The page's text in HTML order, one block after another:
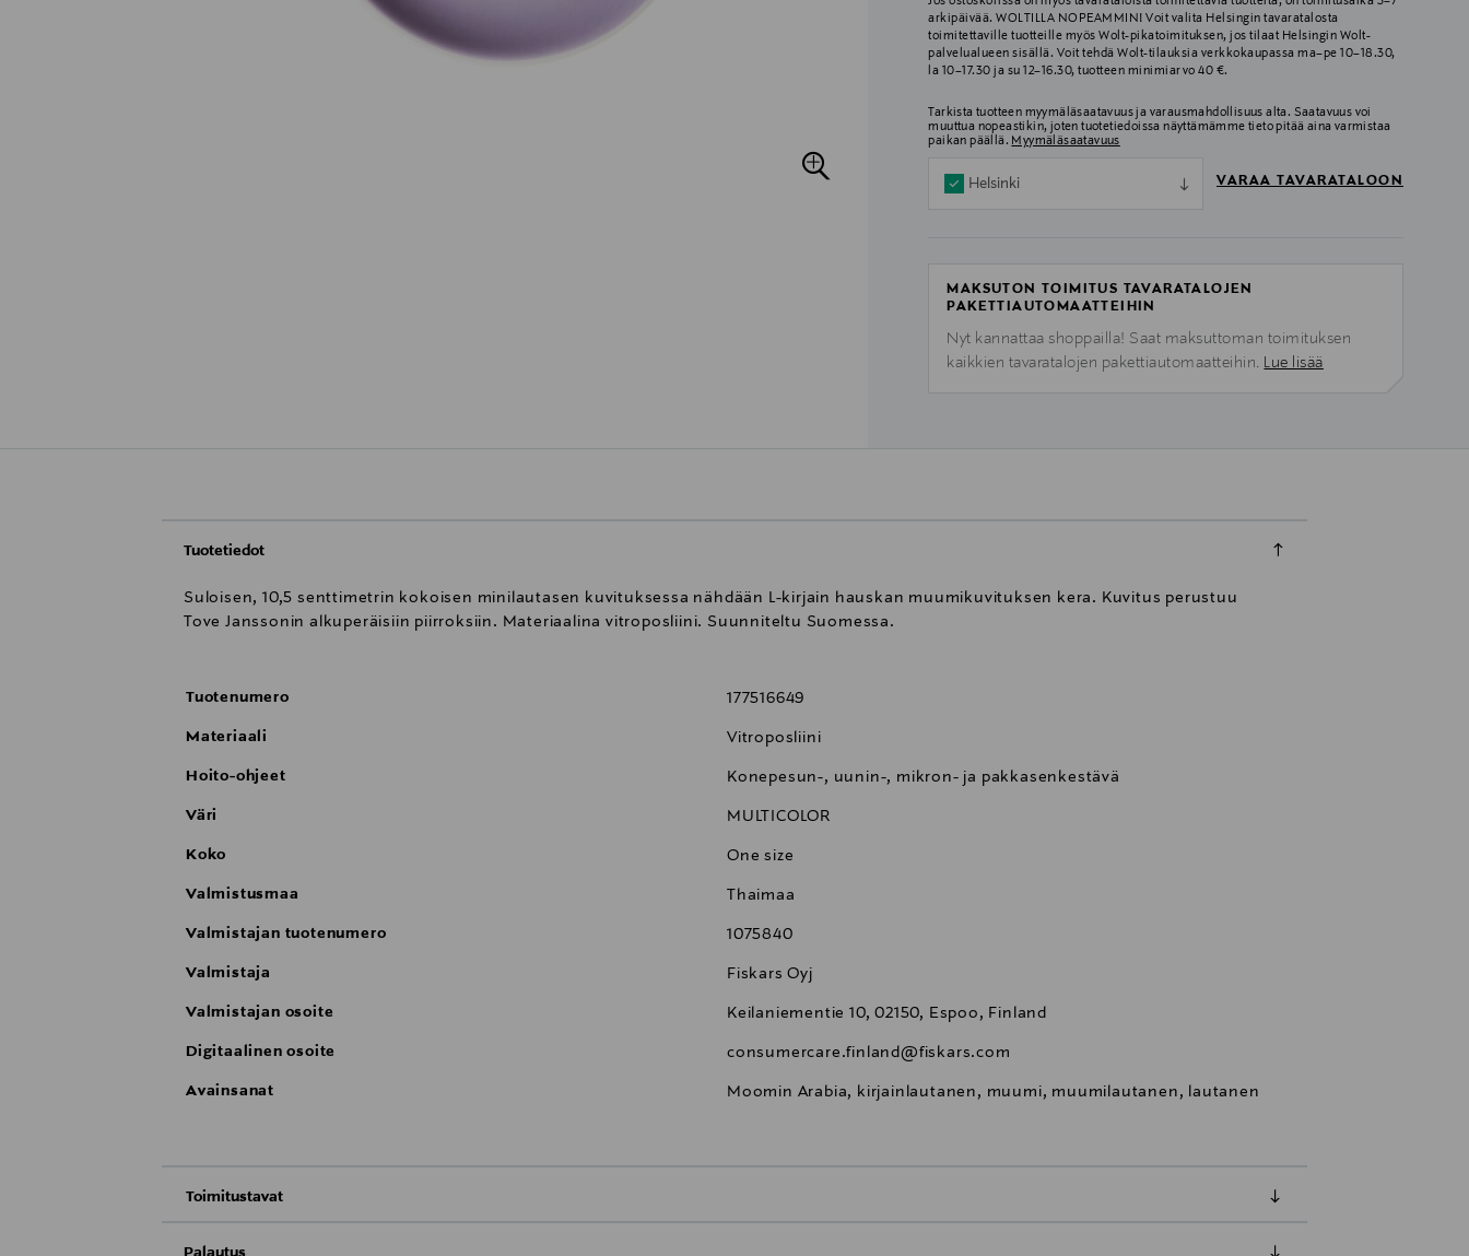
arkipäivää. WOLTILLA NOPEAMMIN! Voit valita Helsingin tavaratalosta
toimitettaville tuotteille myös Wolt-pikatoimituksen, jos tilaat Helsingin Wolt-
palvelualueen sisällä. Voit tehdä Wolt-tilauksia verkkokaupassa ma–pe 10–18.30,
la 10–17.30 ja su 12–16.30, tuotteen minimiarvo 40 €.
Tarkista tuotteen myymäläsaatavuus ja varausmahdollisuus alta. Saatavuus voi
muuttua nopeastikin, joten tuotetiedoissa näyttämämme tieto pitää aina varmistaa
paikan päällä. Myymäläsaatavuus
Helsinki VARAA TAVARATALOON
MAKSUTON TOIMITUS TAVARATALOJEN
PAKETTIAUTOMAATTEIHIN
Nyt kannattaa shoppailla! Saat maksuttoman toimituksen
kaikkien tavaratalojen pakettiautomaatteihin. Lue lisää
Tuotetiedot
Suloisen, 10,5 senttimetrin kokoisen minilautasen kuvituksessa nähdään L-kirjain hauskan muumikuvituksen kera. Kuvitus perustuu
Tove Janssonin alkuperäisiin piirroksiin. Materiaalina vitroposliini. Suunniteltu Suomessa.
Tuotenumero 177516649
Materiaali Vitroposliini
Hoito-ohjeet Konepesun-, uunin-, mikron- ja pakkasenkestävä
Väri MULTICOLOR
Koko One size
Valmistusmaa Thaimaa
Valmistajan tuotenumero 1075840
Valmistaja Fiskars Oyj
Valmistajan osoite Keilaniementie 10, 02150, Espoo, Finland
Digitaalinen osoite consumercare.finland@fiskars.com
Avainsanat Moomin Arabia, kirjainlautanen, muumi, muumilautanen, lautanen
Toimitustavat